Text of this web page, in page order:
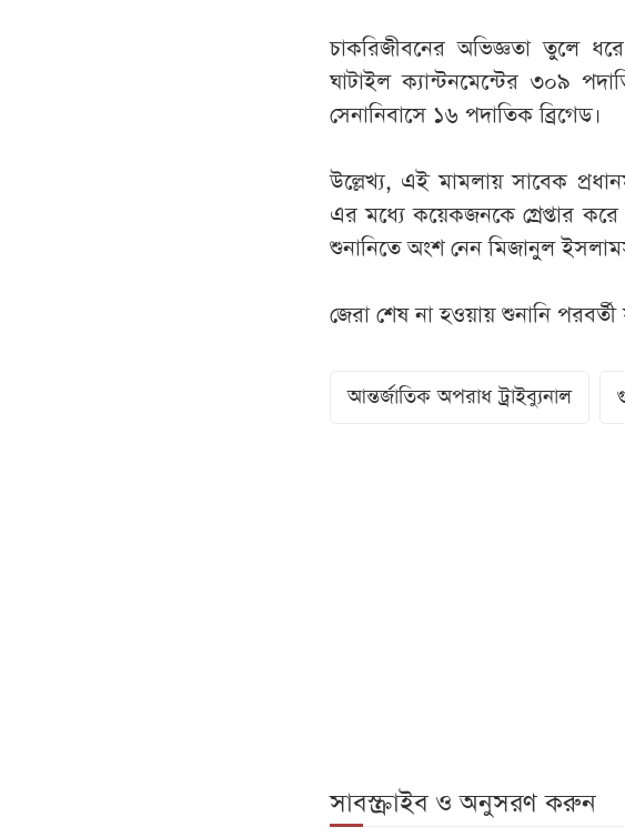
চাকরিজীবনের অভিজ্ঞতা তুলে
ঘাটাইল ক্যান্টনমেন্টের ৩০৯
সেনানিবাসে ১৬ পদাতিক ব্রিগেড।
উল্লেখ্য, এই মামলায় সাবেক
এর মধ্যে কয়েকজনকে গ্রেপ্তার করে
শুনানিতে অংশ নেন মিজানুল
জেরা শেষ না হওয়ায় শুনানি
আন্তর্জাতিক অপরাধ ট্রাইব্যুনাল
সাবস্ক্রাইব ও অনুসরণ করুন